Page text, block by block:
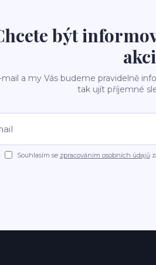
být
a my Vás budeme pravidelně
tak ujít příjemné
Souhlasím se zpracováním osobních údajů